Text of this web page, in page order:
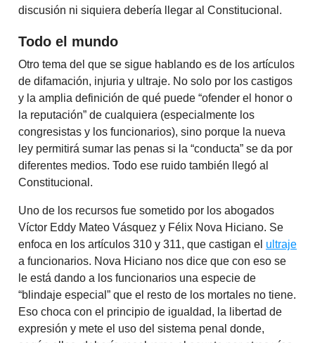
discusión ni siquiera debería llegar al Constitucional.
Todo el mundo
Otro tema del que se sigue hablando es de los artículos
de difamación, injuria y ultraje. No solo por los castigos
y la amplia definición de qué puede “ofender el honor o
la reputación” de cualquiera (especialmente los
congresistas y los funcionarios), sino porque la nueva
ley permitirá sumar las penas si la “conducta” se da por
diferentes medios. Todo ese ruido también llegó al
Constitucional.
Uno de los recursos fue sometido por los abogados
Víctor Eddy Mateo Vásquez y Félix Nova Hiciano. Se
enfoca en los artículos 310 y 311, que castigan el ultraje
a funcionarios. Nova Hiciano nos dice que con eso se
le está dando a los funcionarios una especie de
“blindaje especial” que el resto de los mortales no tiene.
Eso choca con el principio de igualdad, la libertad de
expresión y mete el uso del sistema penal donde,